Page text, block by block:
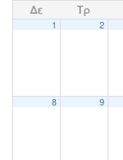
Δε Τρ
1 2
8 9